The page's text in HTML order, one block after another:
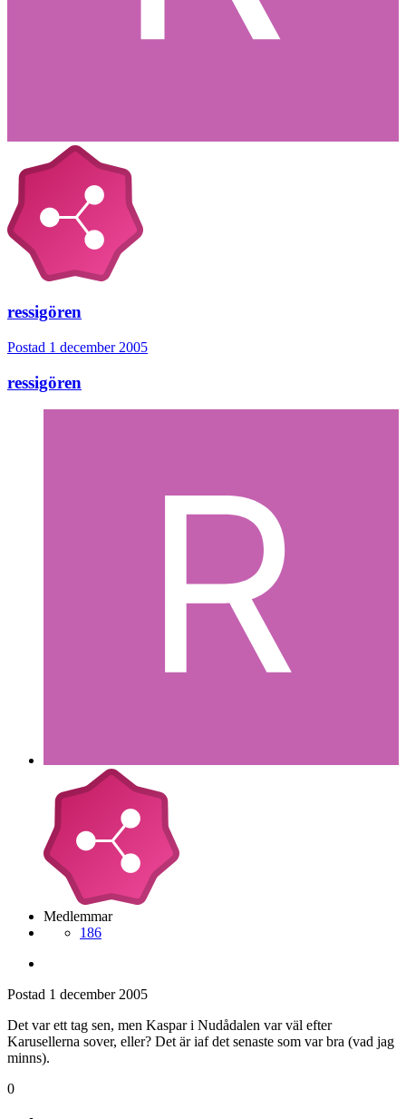
ressigören
Postad 1 december 2005
ressigören
Medlemmar
186
Postad 1 december 2005
Det var ett tag sen, men Kaspar i Nudådalen var väl efter
Karusellerna sover, eller? Det är iaf det senaste som var bra (vad jag
minns).
0